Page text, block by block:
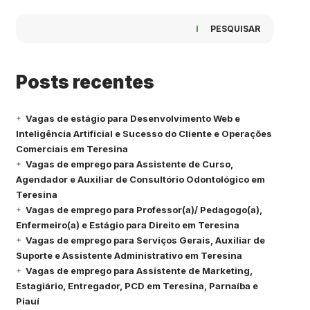
PESQUISAR
Posts recentes
Vagas de estágio para Desenvolvimento Web e
Inteligência Artificial e Sucesso do Cliente e Operações
Comerciais em Teresina
Vagas de emprego para Assistente de Curso,
Agendador e Auxiliar de Consultório Odontológico em
Teresina
Vagas de emprego para Professor(a)/ Pedagogo(a),
Enfermeiro(a) e Estágio para Direito em Teresina
Vagas de emprego para Serviços Gerais, Auxiliar de
Suporte e Assistente Administrativo em Teresina
Vagas de emprego para Assistente de Marketing,
Estagiário, Entregador, PCD em Teresina, Parnaíba e
Piauí